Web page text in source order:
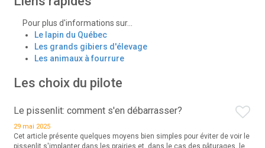
Pour plus d'informations sur...
Le lapin du Québec
Les grands gibiers d'élevage
Les animaux à fourrure
Les choix du pilote
Le pissenlit: comment s'en débarrasser?
29 mai 2025
Cet article présente quelques moyens bien simples pour éviter de voir le
pissenlit s'implanter dans les prairies et, dans le cas des pâturages, le